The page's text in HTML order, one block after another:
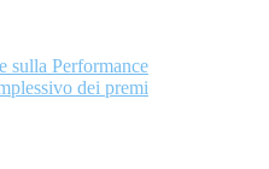
sulla Performance
dei premi